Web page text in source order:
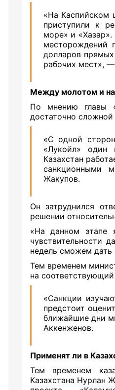
«На Каспийском
приступили к
море» и «Хазар».
месторождений
долларов
рабочих мест»,
Между молотом и
По мнению главы
достаточно сложной
«С одной
«Лукойл» один
Казахстан
санкционными
Жакупов.
Он затруднился
решении
«На данном этапе
чувствительности
недель сможем
Тем временем
на соответствующий
«Санкции
предстоит
ближайшие дни
Аккенженов.
Применят ли в
Тем временем
Казахстана Нурлан